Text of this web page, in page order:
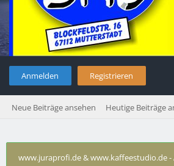
Anmelden Registrieren
Neue Beiträge ansehen Heutige Beiträge
www.juraprofi.de & www.kaffeestudio.de